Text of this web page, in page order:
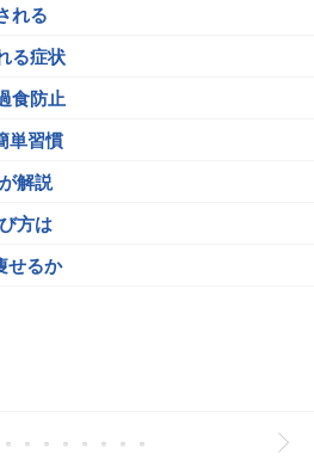
れる
る症状
食防止
単習慣
解説
方は
せるか